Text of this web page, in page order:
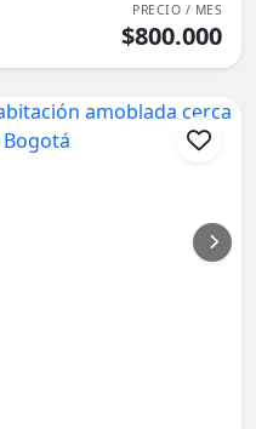
PRECIO / MES
$800.000